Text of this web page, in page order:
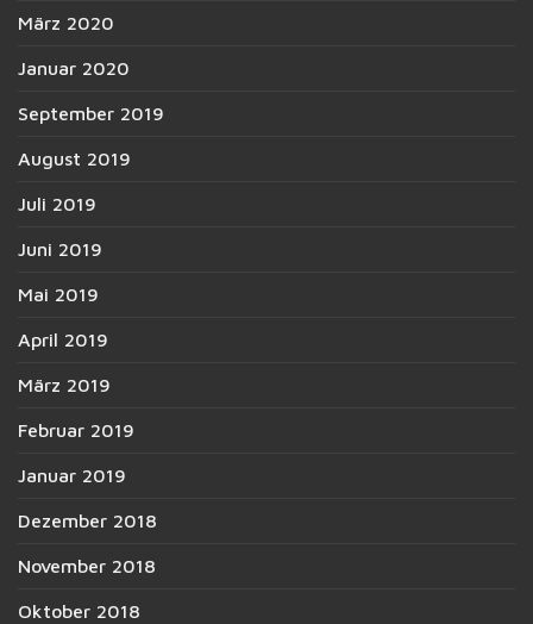
März 2020
Januar 2020
September 2019
August 2019
Juli 2019
Juni 2019
Mai 2019
April 2019
März 2019
Februar 2019
Januar 2019
Dezember 2018
November 2018
Oktober 2018